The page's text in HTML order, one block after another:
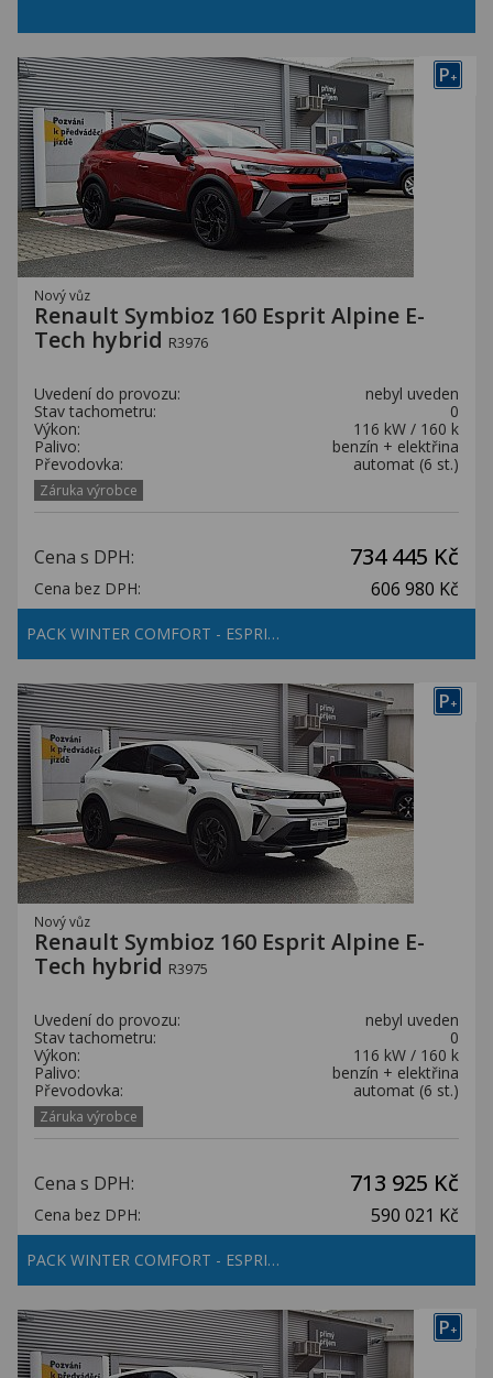
P+
Nový vůz
Renault Symbioz 160 Esprit Alpine E-
Tech hybrid R3976
Uvedení do provozu:
nebyl uveden
Stav tachometru:
0
Výkon:
116 kW / 160 k
Palivo:
benzín + elektřina
Převodovka:
automat (6 st.)
Záruka výrobce
Cena s DPH: 734 445 Kč
Cena bez DPH: 606 980 Kč
PACK WINTER COMFORT - ESPRI…
P+
Nový vůz
Renault Symbioz 160 Esprit Alpine E-
Tech hybrid R3975
Uvedení do provozu:
nebyl uveden
Stav tachometru:
0
Výkon:
116 kW / 160 k
Palivo:
benzín + elektřina
Převodovka:
automat (6 st.)
Záruka výrobce
Cena s DPH: 713 925 Kč
Cena bez DPH: 590 021 Kč
PACK WINTER COMFORT - ESPRI…
P+